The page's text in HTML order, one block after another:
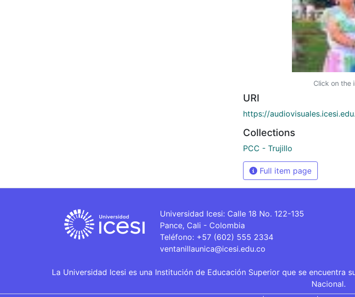
Click on the
URI
https://
Collections
PCC - Trujillo
Full item page
Universidad Icesi: Calle 18 No. 122-135
Pance, Cali - Colombia
Teléfono: +57 (602) 555 2334
ventanillaunica@icesi.edu.co
La Universidad Icesi es una Institución de Educación Superior que se encuentra
Nacional.